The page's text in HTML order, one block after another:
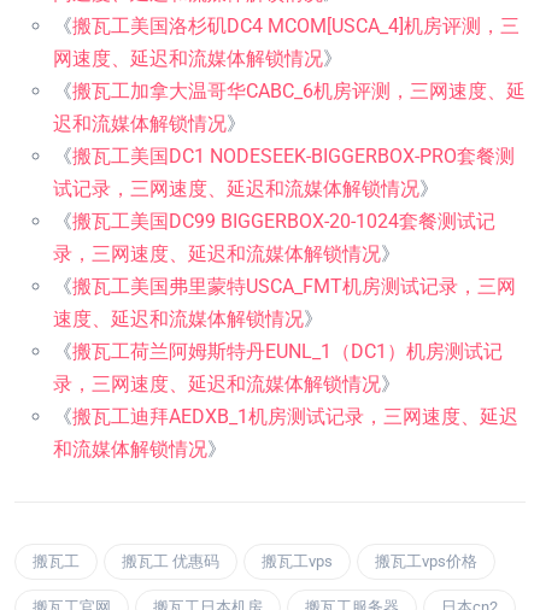
《搬瓦工美国洛杉矶DC4 MCOM[USCA_4]机房评测，三
网速度、延迟和流媒体解锁情况》
《搬瓦工加拿大温哥华CABC_6机房评测，三网速度、延
迟和流媒体解锁情况》
《搬瓦工美国DC1 NODESEEK-BIGGERBOX-PRO套餐测
试记录，三网速度、延迟和流媒体解锁情况》
《搬瓦工美国DC99 BIGGERBOX-20-1024套餐测试记
录，三网速度、延迟和流媒体解锁情况》
《搬瓦工美国弗里蒙特USCA_FMT机房测试记录，三网
速度、延迟和流媒体解锁情况》
《搬瓦工荷兰阿姆斯特丹EUNL_1（DC1）机房测试记
录，三网速度、延迟和流媒体解锁情况》
《搬瓦工迪拜AEDXB_1机房测试记录，三网速度、延迟
和流媒体解锁情况》
搬瓦工 搬瓦工 优惠码 搬瓦工vps 搬瓦工vps价格